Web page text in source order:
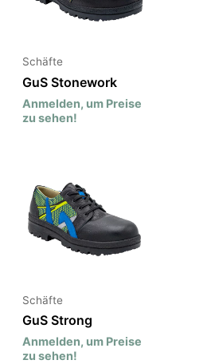
Schäfte
GuS Stonework
Anmelden, um Preise
zu sehen!
Schäfte
GuS Strong
Anmelden, um Preise
zu sehen!